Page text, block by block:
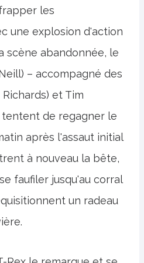
les
une explosion d'action
scène abandonnée, le
– accompagné des
et Tim
tentent de regagner le
après l'assaut initial
à nouveau la bête,
faufiler jusqu'au corral
un radeau